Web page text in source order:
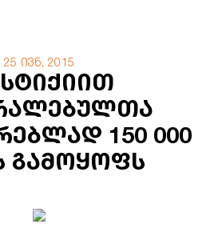
25 ივნ, 2015
სტიქიით
150 000
გამოყოფს